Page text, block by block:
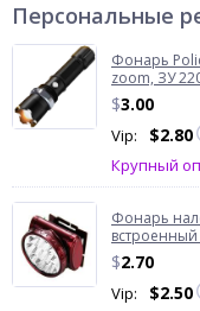
Персональные
Фонарь
zoom, ЗУ
$3.00
Vip: $2.80
Крупный
Фонарь
встроенный
$2.70
Vip: $2.50